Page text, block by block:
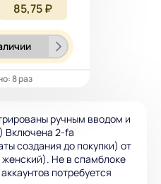
85,75 ₽
8 раз
ручным вводом и
Включена 2-fa
создания до покупки) от
Не в спамблоке
потребуется